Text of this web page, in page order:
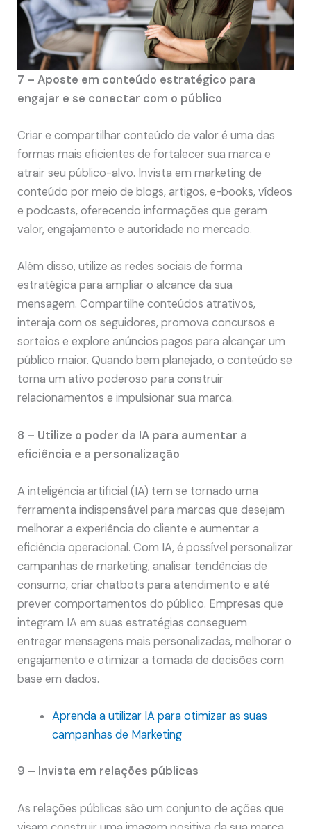
7 – Aposte em conteúdo estratégico para
engajar e se conectar com o público
Criar e compartilhar conteúdo de valor é uma das
formas mais eficientes de fortalecer sua marca e
atrair seu público-alvo. Invista em marketing de
conteúdo por meio de blogs, artigos, e-books, vídeos
e podcasts, oferecendo informações que geram
valor, engajamento e autoridade no mercado.
Além disso, utilize as redes sociais de forma
estratégica para ampliar o alcance da sua
mensagem. Compartilhe conteúdos atrativos,
interaja com os seguidores, promova concursos e
sorteios e explore anúncios pagos para alcançar um
público maior. Quando bem planejado, o conteúdo se
torna um ativo poderoso para construir
relacionamentos e impulsionar sua marca.
8 – Utilize o poder da IA para aumentar a
eficiência e a personalização
A inteligência artificial (IA) tem se tornado uma
ferramenta indispensável para marcas que desejam
melhorar a experiência do cliente e aumentar a
eficiência operacional. Com IA, é possível personalizar
campanhas de marketing, analisar tendências de
consumo, criar chatbots para atendimento e até
prever comportamentos do público. Empresas que
integram IA em suas estratégias conseguem
entregar mensagens mais personalizadas, melhorar o
engajamento e otimizar a tomada de decisões com
base em dados.
Aprenda a utilizar IA para otimizar as suas
campanhas de Marketing
9 – Invista em relações públicas
As relações públicas são um conjunto de ações que